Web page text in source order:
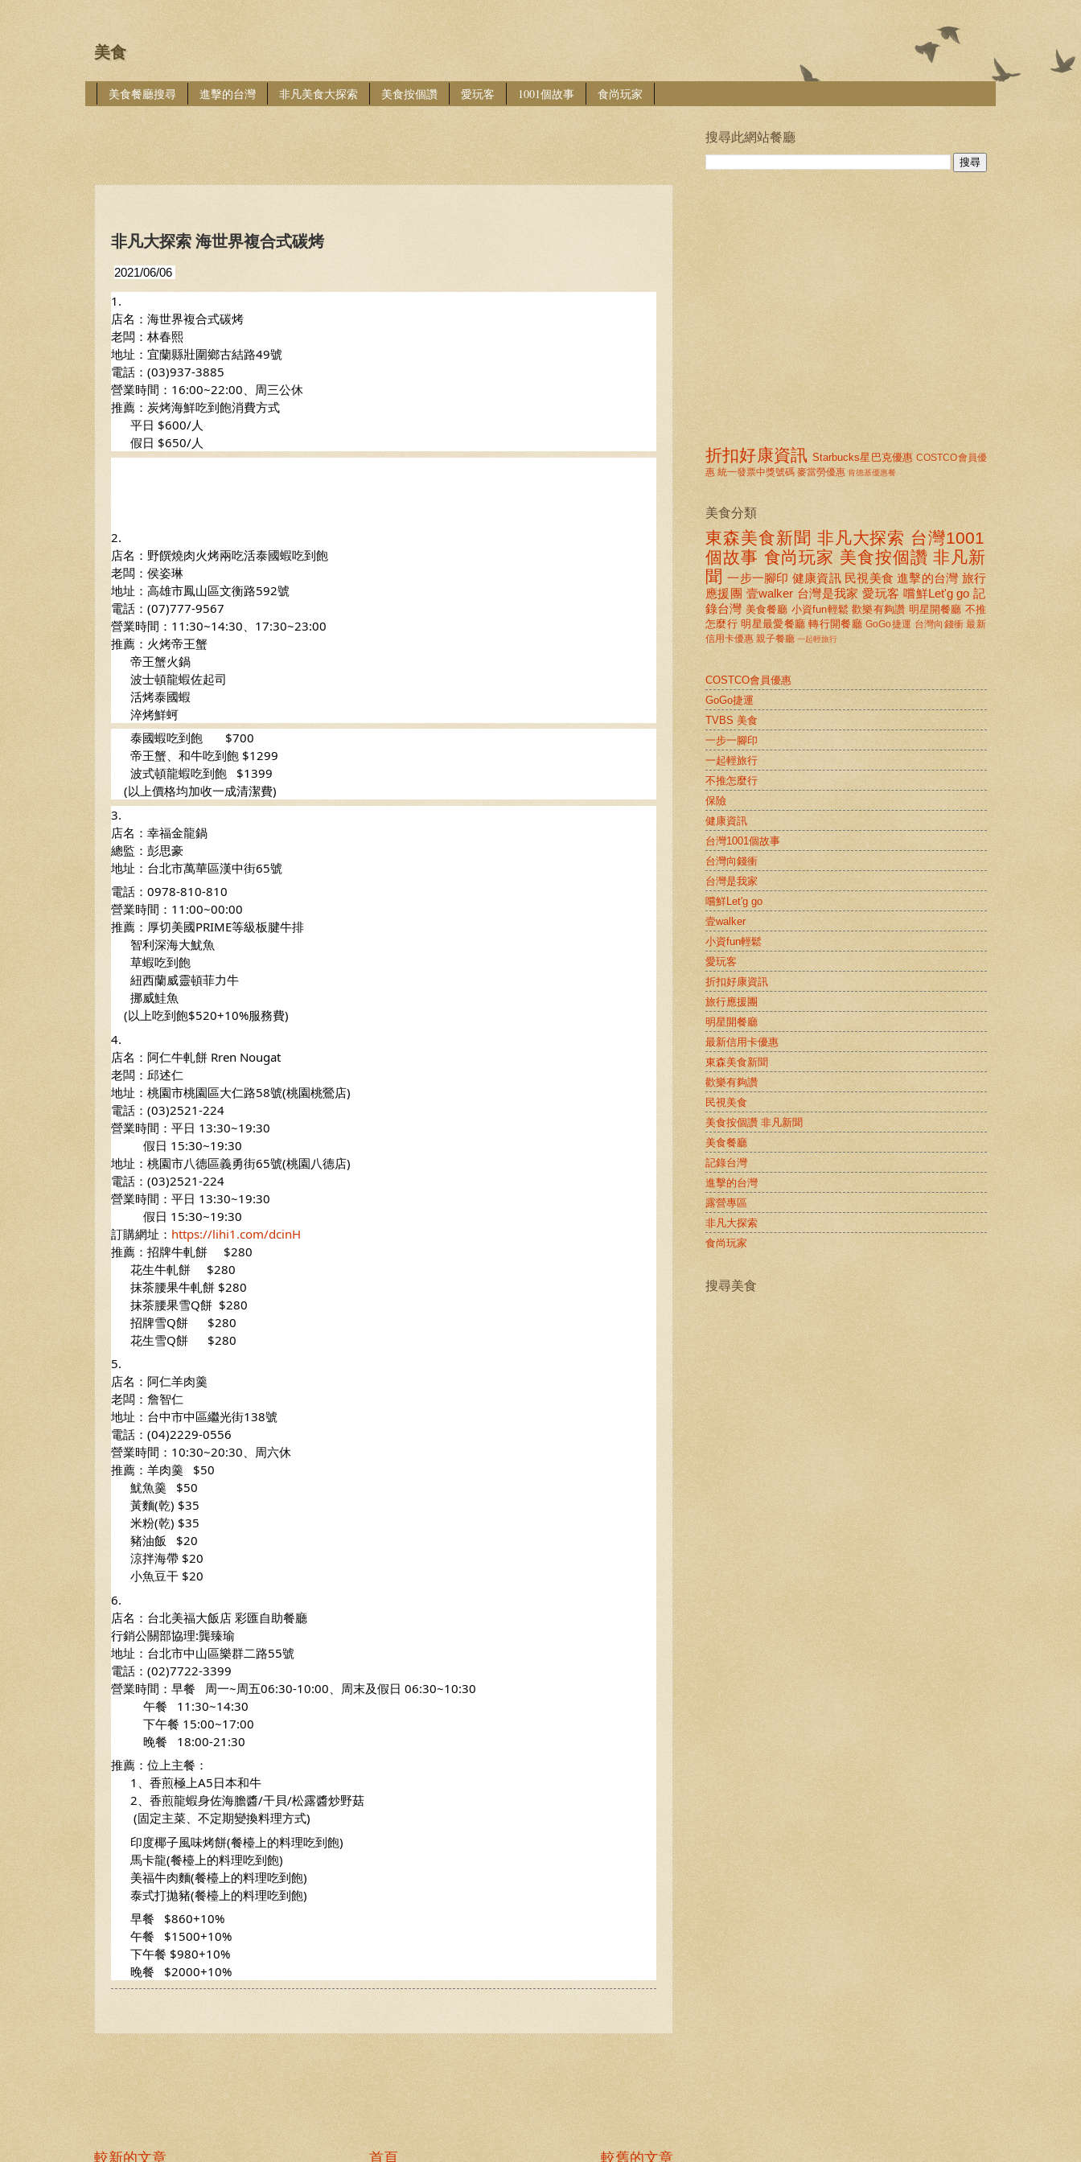
美食
美食餐廳搜尋 進擊的台灣 非凡美食大探索 美食按個讚 愛玩客 1001個故事 食尚玩家
非凡大探索 海世界複合式碳烤
2021/06/06
1.
店名：海世界複合式碳烤
老闆：林春熙
地址：宜蘭縣壯圍鄉古結路49號
電話：(03)937-3885
營業時間：16:00~22:00、周三公休
推薦：炭烤海鮮吃到飽消費方式
      平日 $600/人
      假日 $650/人
2.
店名：野饌燒肉火烤兩吃活泰國蝦吃到飽
老闆：侯姿琳
地址：高雄市鳳山區文衡路592號
電話：(07)777-9567
營業時間：11:30~14:30、17:30~23:00
推薦：火烤帝王蟹
      帝王蟹火鍋
      波士頓龍蝦佐起司
      活烤泰國蝦
      淬烤鮮蚵
      泰國蝦吃到飽       $700
      帝王蟹、和牛吃到飽 $1299
      波式頓龍蝦吃到飽   $1399
    (以上價格均加收一成清潔費)
3.
店名：幸福金龍鍋
總監：彭思豪
地址：台北市萬華區漢中街65號
電話：0978-810-810
營業時間：11:00~00:00
推薦：厚切美國PRIME等級板腱牛排
      智利深海大魷魚
      草蝦吃到飽
      紐西蘭威靈頓菲力牛
      挪威鮭魚
    (以上吃到飽$520+10%服務費)
4.
店名：阿仁牛軋餅 Rren Nougat
老闆：邱述仁
地址：桃園市桃園區大仁路58號(桃園桃鶯店)
電話：(03)2521-224
營業時間：平日 13:30~19:30
          假日 15:30~19:30
地址：桃園市八德區義勇街65號(桃園八德店)
電話：(03)2521-224
營業時間：平日 13:30~19:30
          假日 15:30~19:30
訂購網址： https://lihi1.com/dcinH
推薦：招牌牛軋餅     $280
      花生牛軋餅     $280
      抹茶腰果牛軋餅 $280
      抹茶腰果雪Q餅  $280
      招牌雪Q餅      $280
      花生雪Q餅      $280
5.
店名：阿仁羊肉羹
老闆：詹智仁
地址：台中市中區繼光街138號
電話：(04)2229-0556
營業時間：10:30~20:30、周六休
推薦：羊肉羹   $50
      魷魚羹   $50
      黃麵(乾) $35
      米粉(乾) $35
      豬油飯   $20
      涼拌海帶 $20
      小魚豆干 $20
6.
店名：台北美福大飯店 彩匯自助餐廳
行銷公關部協理:龔臻瑜
地址：台北市中山區樂群二路55號
電話：(02)7722-3399
營業時間：早餐   周一~周五06:30-10:00、周末及假日 06:30~10:30
          午餐   11:30~14:30
          下午餐 15:00~17:00
          晚餐   18:00-21:30
推薦：位上主餐：
      1、香煎極上A5日本和牛
      2、香煎龍蝦身佐海膽醬/干貝/松露醬炒野菇
       (固定主菜、不定期變換料理方式)
      印度椰子風味烤餅(餐檯上的料理吃到飽)
      馬卡龍(餐檯上的料理吃到飽)
      美福牛肉麵(餐檯上的料理吃到飽)
      泰式打拋豬(餐檯上的料理吃到飽)
      早餐   $860+10%
      午餐   $1500+10%
      下午餐 $980+10%
      晚餐   $2000+10%
較新的文章 較舊的文章
首頁
搜尋此網站餐廳
折扣好康資訊 Starbucks星巴克優惠 COSTCO會員優
惠 統一發票中獎號碼 麥當勞優惠 肯德基優惠餐
美食分類
東森美食新聞 非凡大探索 台灣1001
個故事 食尚玩家 美食按個讚 非凡新
聞 一步一腳印 健康資訊 民視美食 進擊的台灣 旅行
應援團 壹walker 台灣是我家 愛玩客 嚐鮮Let'g go 記
錄台灣 美食餐廳 小資fun輕鬆 歡樂有夠讚 明星開餐廳 不推
怎麼行 明星最愛餐廳 轉行開餐廳 GoGo捷運 台灣向錢衝 最新
信用卡優惠 親子餐廳 一起輕旅行
COSTCO會員優惠
GoGo捷運
TVBS 美食
一步一腳印
一起輕旅行
不推怎麼行
保險
健康資訊
台灣1001個故事
台灣向錢衝
台灣是我家
嚐鮮Let'g go
壹walker
小資fun輕鬆
愛玩客
折扣好康資訊
旅行應援團
明星開餐廳
最新信用卡優惠
東森美食新聞
歡樂有夠讚
民視美食
美食按個讚 非凡新聞
美食餐廳
記錄台灣
進擊的台灣
露營專區
非凡大探索
食尚玩家
搜尋美食